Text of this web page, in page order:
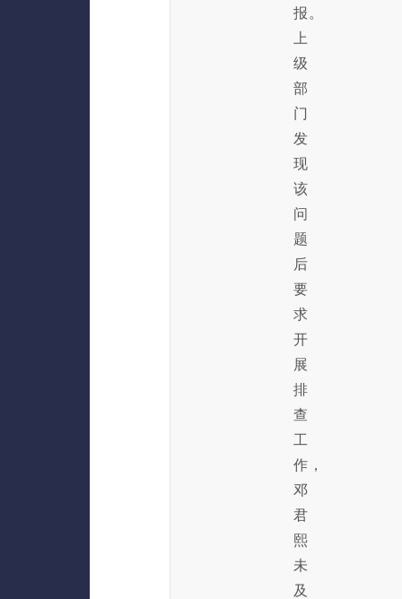
报。
上
级
部
门
发
现
该
问
题
后
要
求
开
展
排
查
工
作，
邓
君
熙
未
及